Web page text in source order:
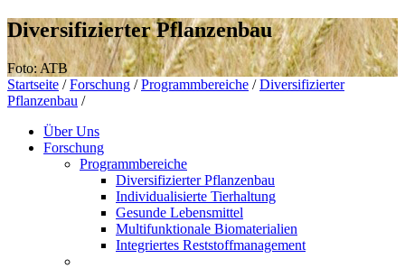
Diversifizierter Pflanzenbau
Foto: ATB
Startseite / Forschung / Programmbereiche / Diversifizierter
Pflanzenbau /
Über Uns
Forschung
Programmbereiche
Diversifizierter Pflanzenbau
Individualisierte Tierhaltung
Gesunde Lebensmittel
Multifunktionale Biomaterialien
Integriertes Reststoffmanagement